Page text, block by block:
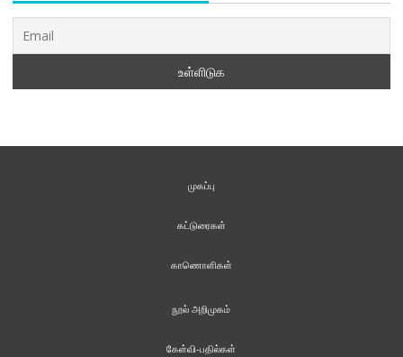
முகப்பு
கட்டுரைகள்
காணொளிகள்
நூல் அறிமுகம்
கேள்வி-பதில்கள்